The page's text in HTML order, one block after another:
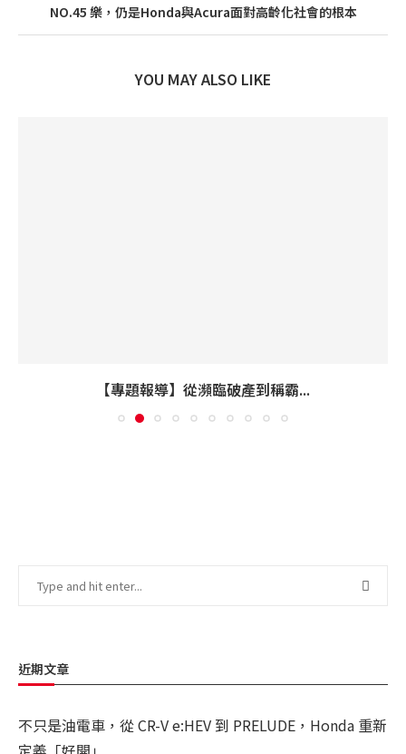
NO.45 樂，仍是Honda與Acura面對高齡化社會的根本
YOU MAY ALSO LIKE
【專題報導】從瀕臨破產到稱霸...
近期文章
不只是油電車，從 CR-V e:HEV 到 PRELUDE，Honda 重新